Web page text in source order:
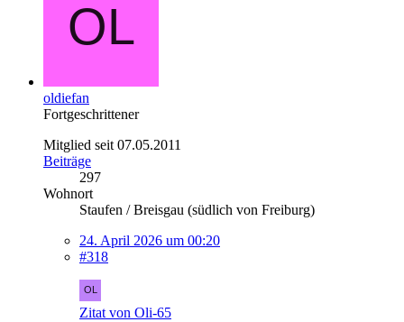
oldiefan
Fortgeschrittener
Mitglied seit 07.05.2011
Beiträge
297
Wohnort
Staufen / Breisgau (südlich von Freiburg)
24. April 2026 um 00:20
#318
Zitat von Oli-65